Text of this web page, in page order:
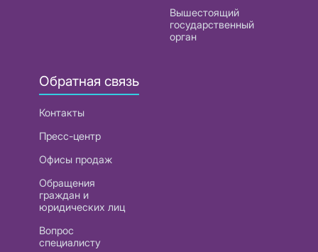
Вышестоящий
государственный
орган
Обратная связь
Контакты
Пресс-центр
Офисы продаж
Обращения
граждан и
юридических лиц
Вопрос
специалисту